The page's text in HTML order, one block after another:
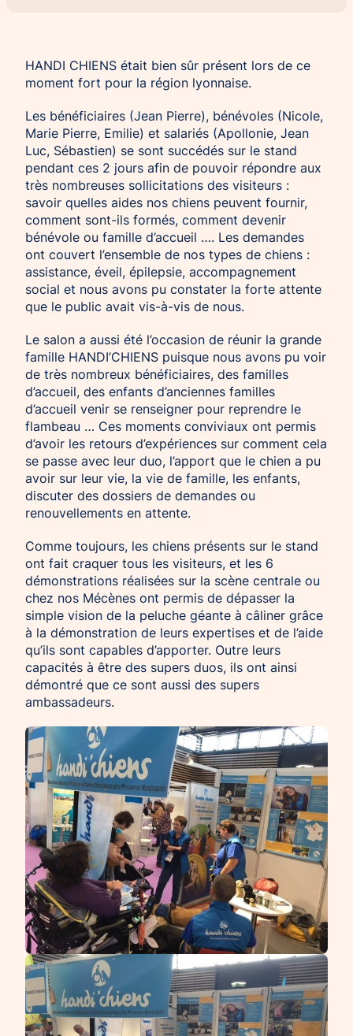
CHIENS À MISSION COLLECTIVE
Chien d’assistance d’accompagnement
Chien d’assistance à la réussite scolaire
Chien d’assistance judiciaire
Je m’engage / j’engage mes collaborateurs
J’engage mes clients
HANDI CHIENS était bien sûr présent lors de ce
moment fort pour la région lyonnaise.
Les bénéficiaires (Jean Pierre), bénévoles (Nicole,
Marie Pierre, Emilie) et salariés (Apollonie, Jean
Luc, Sébastien) se sont succédés sur le stand
pendant ces 2 jours afin de pouvoir répondre aux
très nombreuses sollicitations des visiteurs :
savoir quelles aides nos chiens peuvent fournir,
comment sont-ils formés, comment devenir
bénévole ou famille d’accueil …. Les demandes
ont couvert l’ensemble de nos types de chiens :
assistance, éveil, épilepsie, accompagnement
social et nous avons pu constater la forte attente
que le public avait vis-à-vis de nous.
Le salon a aussi été l’occasion de réunir la grande
famille HANDI’CHIENS puisque nous avons pu voir
de très nombreux bénéficiaires, des familles
d’accueil, des enfants d’anciennes familles
d’accueil venir se renseigner pour reprendre le
flambeau … Ces moments conviviaux ont permis
d’avoir les retours d’expériences sur comment cela
se passe avec leur duo, l’apport que le chien a pu
avoir sur leur vie, la vie de famille, les enfants,
discuter des dossiers de demandes ou
renouvellements en attente.
Comme toujours, les chiens présents sur le stand
ont fait craquer tous les visiteurs, et les 6
démonstrations réalisées sur la scène centrale ou
chez nos Mécènes ont permis de dépasser la
simple vision de la peluche géante à câliner grâce
à la démonstration de leurs expertises et de l’aide
qu’ils sont capables d’apporter. Outre leurs
capacités à être des supers duos, ils ont ainsi
démontré que ce sont aussi des supers
ambassadeurs.